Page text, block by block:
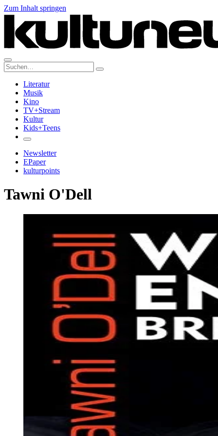
Zum Inhalt springen
Suche:
Literatur
Musik
Kino
TV+Stream
Kultur
Kids+Teens
Newsletter
EPaper
kulturpoints
Tawni O'Dell